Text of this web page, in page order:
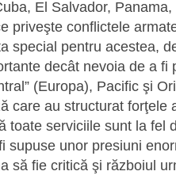
El Salvador,
priveşte conflictele
special pentru acestea,
decât nevoia de a fi
(Europa), Pacific şi
care au structurat forţele
toate serviciile sunt la fel
supuse unor presiuni
să fie critică şi războiul